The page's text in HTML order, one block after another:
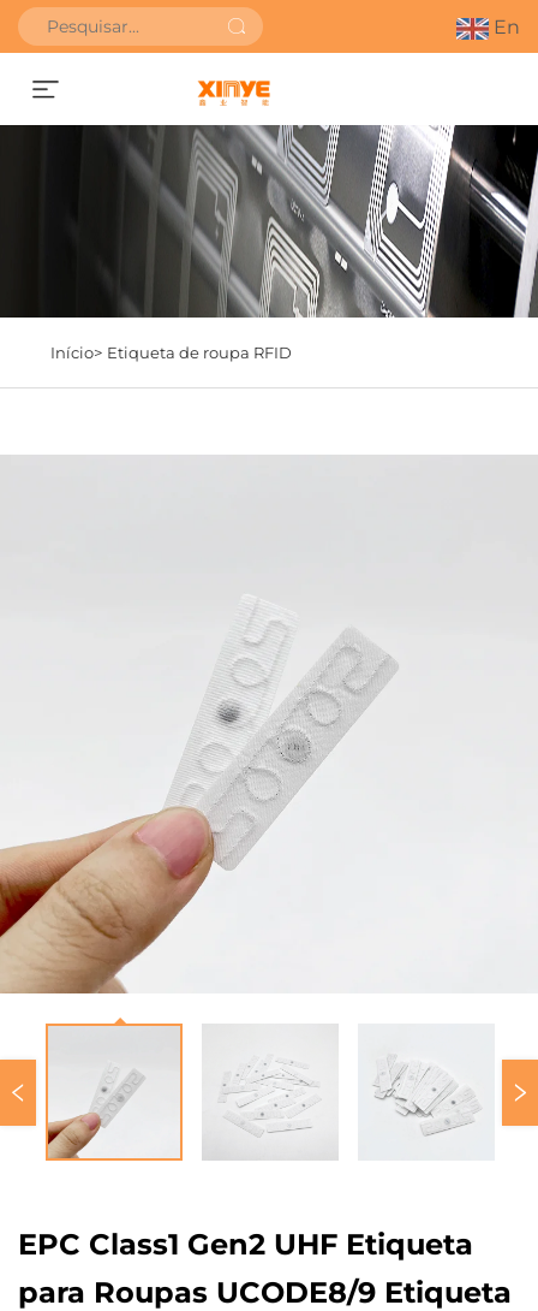
En
Obter orçamento
Início> Etiqueta de roupa RFID
EPC Class1 Gen2 UHF Etiqueta
para Roupas UCODE8/9 Etiqueta